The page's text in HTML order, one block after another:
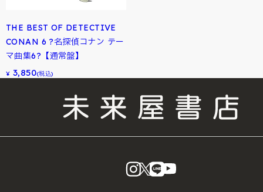
THE BEST OF DETECTIVE
CONAN 6 ?名探偵コナン テー
マ曲集6?【通常盤】
¥ 3,850(税込)
instagram
X LINE